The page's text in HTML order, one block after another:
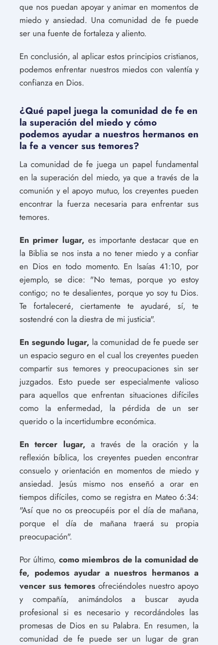
que nos puedan apoyar y animar en momentos de
miedo y ansiedad. Una comunidad de fe puede
ser una fuente de fortaleza y aliento.
En conclusión, al aplicar estos principios cristianos,
podemos enfrentar nuestros miedos con valentía y
confianza en Dios.
¿Qué papel juega la comunidad de fe en
la superación del miedo y cómo
podemos ayudar a nuestros hermanos en
la fe a vencer sus temores?
La comunidad de fe juega un papel fundamental
en la superación del miedo, ya que a través de la
comunión y el apoyo mutuo, los creyentes pueden
encontrar la fuerza necesaria para enfrentar sus
temores.
En primer lugar, es importante destacar que en
la Biblia se nos insta a no tener miedo y a confiar
en Dios en todo momento. En Isaías 41:10, por
ejemplo, se dice: "No temas, porque yo estoy
contigo; no te desalientes, porque yo soy tu Dios.
Te fortaleceré, ciertamente te ayudaré, sí, te
sostendré con la diestra de mi justicia".
En segundo lugar, la comunidad de fe puede ser
un espacio seguro en el cual los creyentes pueden
compartir sus temores y preocupaciones sin ser
juzgados. Esto puede ser especialmente valioso
para aquellos que enfrentan situaciones difíciles
como la enfermedad, la pérdida de un ser
querido o la incertidumbre económica.
En tercer lugar, a través de la oración y la
reflexión bíblica, los creyentes pueden encontrar
consuelo y orientación en momentos de miedo y
ansiedad. Jesús mismo nos enseñó a orar en
tiempos difíciles, como se registra en Mateo 6:34:
"Así que no os preocupéis por el día de mañana,
porque el día de mañana traerá su propia
preocupación".
Por último, como miembros de la comunidad de
fe, podemos ayudar a nuestros hermanos a
vencer sus temores ofreciéndoles nuestro apoyo
y compañía, animándolos a buscar ayuda
profesional si es necesario y recordándoles las
promesas de Dios en su Palabra. En resumen, la
comunidad de fe puede ser un lugar de gran